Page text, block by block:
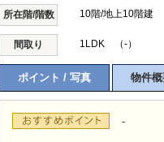
所在階/階数 10階/地上10階建
間取り 1LDK （-）
ポイント / 写真 物件
-